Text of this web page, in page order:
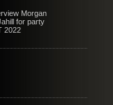
Morgan
for party
2022